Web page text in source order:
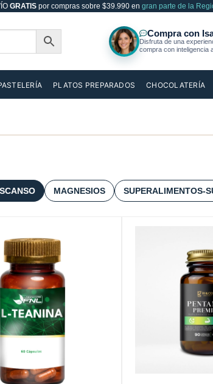
GRATISpor compras sobre $39.990 en gran parte de la
PLATOS PREPARADOS CHOCOLATERÍA
MAGNESIOS SUPERALIMENTOS-